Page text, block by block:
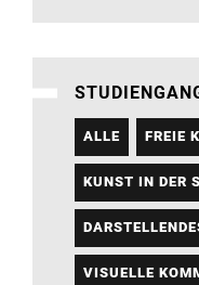
ALLE FREIE
KUNST IN DER
VISUELLE